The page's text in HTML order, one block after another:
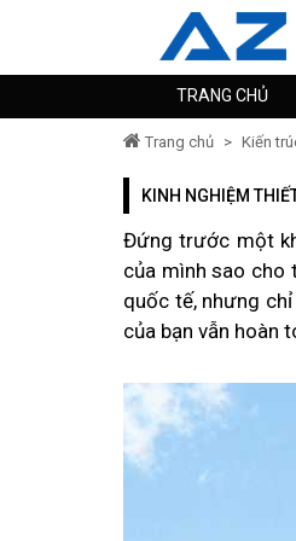
TRANG CHỦ
Trang chủ > Kiến
KINH NGHIỆM
Đứng trước một
của mình sao cho
quốc tế, nhưng
của bạn vẫn hoàn